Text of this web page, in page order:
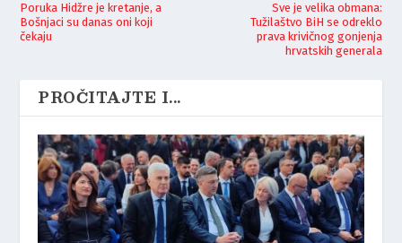
Poruka Hidžre je kretanje, a
Bošnjaci su danas oni koji
čekaju
Sve je velika obmana:
Tužilaštvo BiH se odreklo
prava krivičnog gonjenja
hrvatskih generala
PROČITAJTE I...